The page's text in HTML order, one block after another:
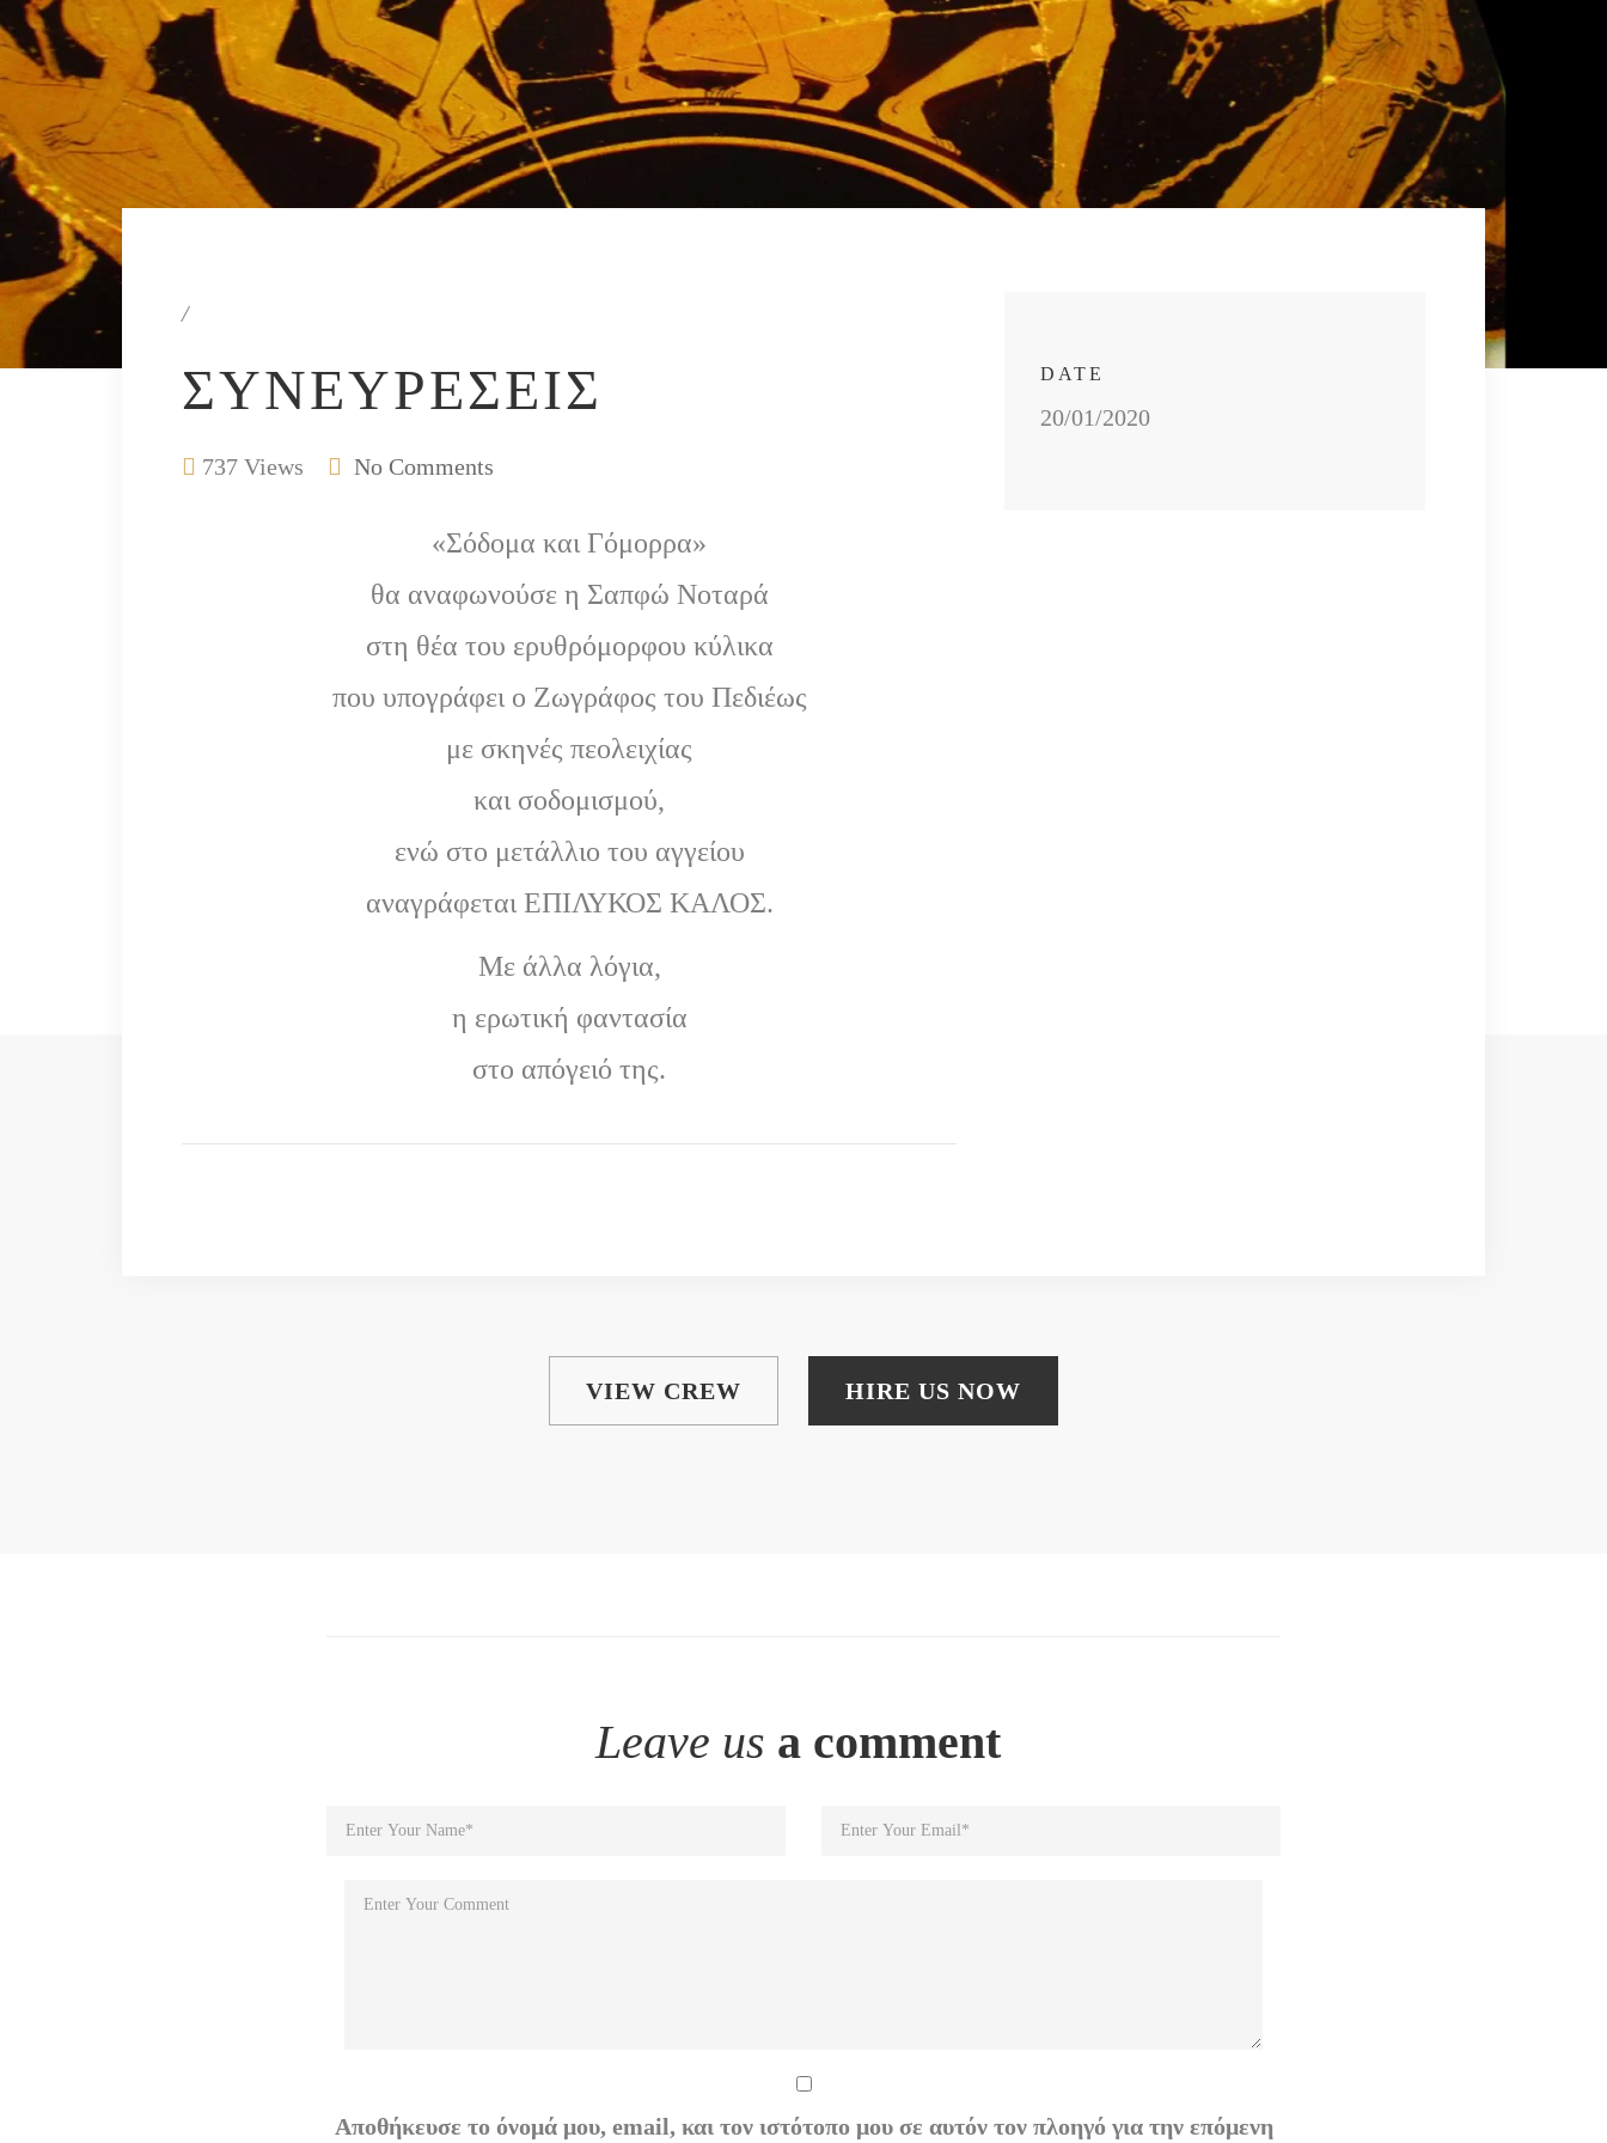
/
ΣΥΝΕΥΡΈΣΕΙΣ
737 Views No Comments
«Σόδομα και Γόμορρα»
θα αναφωνούσε η Σαπφώ Νοταρά
στη θέα του ερυθρόμορφου κύλικα
που υπογράφει ο Ζωγράφος του Πεδιέως
με σκηνές πεολειχίας
και σοδομισμού,
ενώ στο μετάλλιο του αγγείου
αναγράφεται ΕΠΙΛΥΚΟΣ ΚΑΛΟΣ.
Με άλλα λόγια,
η ερωτική φαντασία
στο απόγειό της.
DATE
20/01/2020
VIEW CREW HIRE US NOW
Leave us a comment
Αποθήκευσε το όνομά μου, email, και τον ιστότοπο μου σε αυτόν τον πλοηγό για την επόμενη